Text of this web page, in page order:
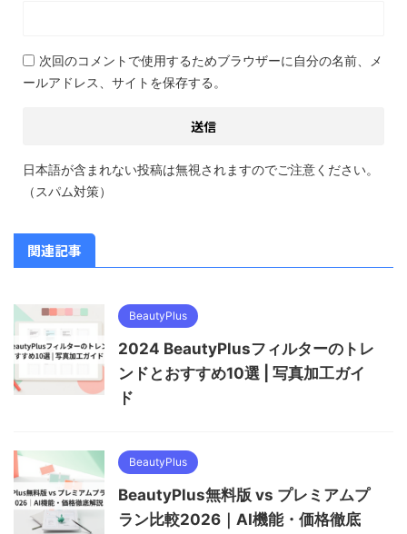
次回のコメントで使用するためブラウザーに自分の名前、メ
ールアドレス、サイトを保存する。
日本語が含まれない投稿は無視されますのでご注意ください。
（スパム対策）
関連記事
BeautyPlus
2024 BeautyPlusフィルターのトレ
ンドとおすすめ10選 | 写真加工ガイ
ド
BeautyPlus
BeautyPlus無料版 vs プレミアムプ
ラン比較2026｜AI機能・価格徹底